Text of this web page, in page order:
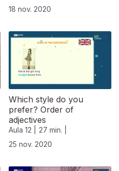
18 nov. 2020
Which style do you
prefer? Order of
adjectives
Aula 12 |
27 min. |
25 nov. 2020